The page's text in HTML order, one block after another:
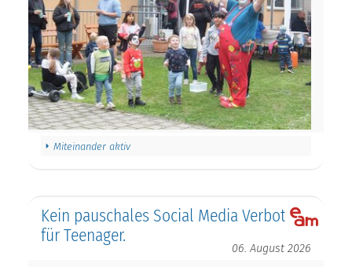
Miteinander aktiv
Kein pauschales Social Media Verbot
für Teenager.
06. August 2026